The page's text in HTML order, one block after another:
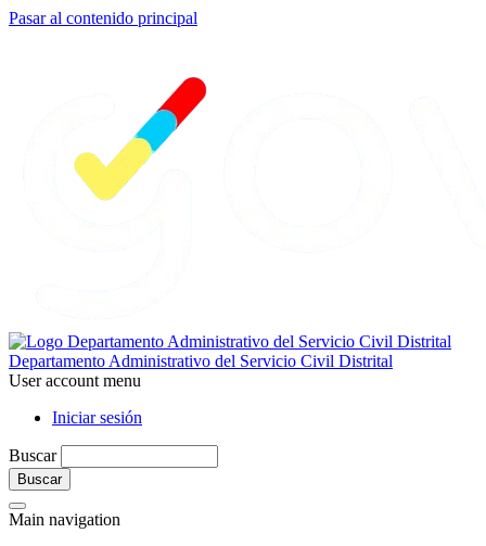
Pasar al contenido principal
Departamento Administrativo del Servicio Civil Distrital
User account menu
Iniciar sesión
Buscar
Main navigation